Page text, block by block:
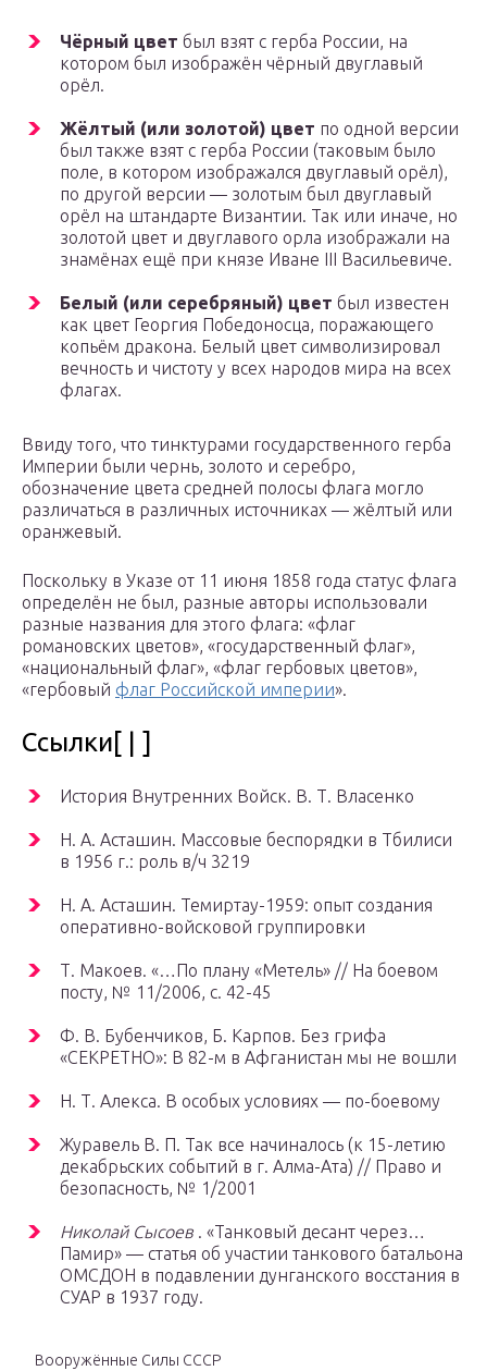
Чёрный цвет был взят с герба России, на
котором был изображён чёрный двуглавый
орёл.
Жёлтый (или золотой) цвет по одной версии
был также взят с герба России (таковым было
поле, в котором изображался двуглавый орёл),
по другой версии — золотым был двуглавый
орёл на штандарте Византии. Так или иначе, но
золотой цвет и двуглавого орла изображали на
знамёнах ещё при князе Иване III Васильевиче.
Белый (или серебряный) цвет был известен
как цвет Георгия Победоносца, поражающего
копьём дракона. Белый цвет символизировал
вечность и чистоту у всех народов мира на всех
флагах.
Ввиду того, что тинктурами государственного герба
Империи были чернь, золото и серебро,
обозначение цвета средней полосы флага могло
различаться в различных источниках — жёлтый или
оранжевый.
Поскольку в Указе от 11 июня 1858 года статус флага
определён не был, разные авторы использовали
разные названия для этого флага: «флаг
романовских цветов», «государственный флаг»,
«национальный флаг», «флаг гербовых цветов»,
«гербовый флаг Российской империи».
Ссылки[ | ]
История Внутренних Войск. В. Т. Власенко
Н. А. Асташин. Массовые беспорядки в Тбилиси
в 1956 г.: роль в/ч 3219
Н. А. Асташин. Темиртау-1959: опыт создания
оперативно-войсковой группировки
Т. Макоев. «…По плану «Метель» // На боевом
посту, № 11/2006, с. 42-45
Ф. В. Бубенчиков, Б. Карпов. Без грифа
«СЕКРЕТНО»: В 82-м в Афганистан мы не вошли
Н. Т. Алекса. В особых условиях — по-боевому
Журавель В. П. Так все начиналось (к 15-летию
декабрьских событий в г. Алма-Ата) // Право и
безопасность, № 1/2001
Николай Сысоев . «Танковый десант через…
Памир» — статья об участии танкового батальона
ОМСДОН в подавлении дунганского восстания в
СУАР в 1937 году.
Вооружённые Силы СССР